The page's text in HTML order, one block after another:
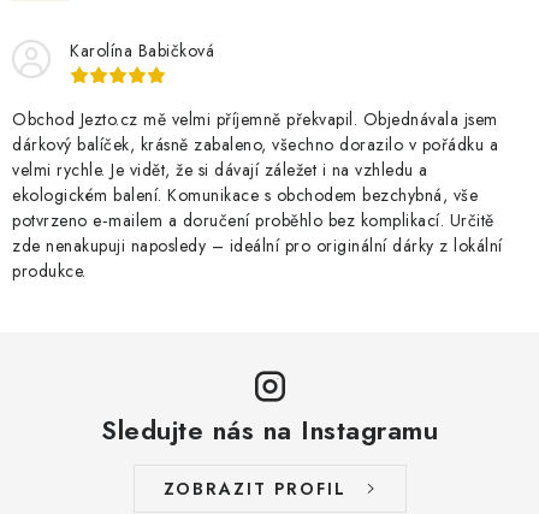
Karolína Babičková
Obchod Jezto.cz mě velmi příjemně překvapil. Objednávala jsem
dárkový balíček, krásně zabaleno, všechno dorazilo v pořádku a
velmi rychle. Je vidět, že si dávají záležet i na vzhledu a
ekologickém balení. Komunikace s obchodem bezchybná, vše
potvrzeno e‑mailem a doručení proběhlo bez komplikací. Určitě
zde nenakupuji naposledy – ideální pro originální dárky z lokální
produkce.
Sledujte nás na Instagramu
ZOBRAZIT PROFIL